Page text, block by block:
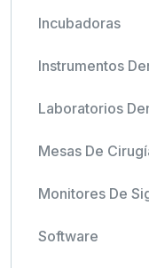
Incubadoras
Instrumentos
Laboratorios
Mesas De
Monitores De
Software